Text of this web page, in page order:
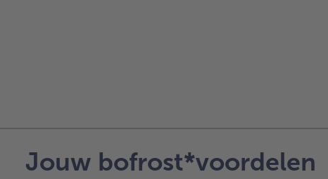
Jouw bofrost*voordelen